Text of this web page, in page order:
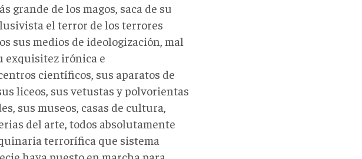
grande de los magos, saca de su
el terror de los terrores
sus medios de ideologización, mal
exquisitez irónica e
científicos, sus aparatos de
liceos, sus vetustas y polvorientas
sus museos, casas de cultura,
del arte, todos absolutamente
terrorífica que sistema